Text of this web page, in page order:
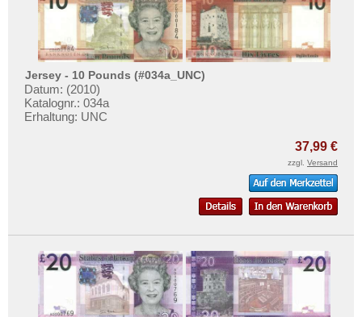
Jersey - 10 Pounds (#034a_UNC)
Datum: (2010)
Katalognr.: 034a
Erhaltung: UNC
37,99 €
zzgl. Versand